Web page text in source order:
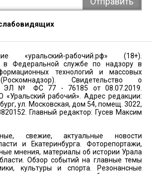
«уральский-рабочий.рф» (18+).
в Федеральной службе по надзору в
технологий и массовых
Свидетельство о
ЭЛ № ФС 77 - 76185 от 08.07.2019.
«Уральский рабочий». Адрес редакции:
ул. Московская, дом 54, помещ. 3022,
Главный редактор: Гусев Максим
свежие, актуальные новости
и Екатеринбурга. Фоторепортажи,
мнения, материалы об истории Урала
Обзор событий на главные темы
культуры и спорта. Резонансные